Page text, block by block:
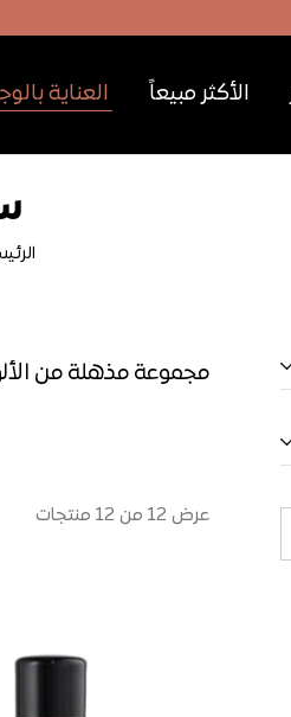
الأكثر مبيعاً العناية
مجموعة مذهلة من
عرض 12 من12 منتجات